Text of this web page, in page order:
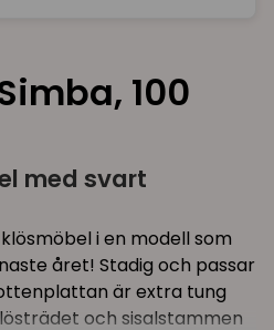
100
med svart
i en modell som
året! Stadig och passar
är extra tung
och sisalstammen